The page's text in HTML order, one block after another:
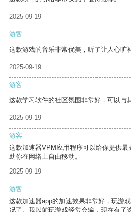
2025-09-19
游客
这款游戏的音乐非常优美，听了让人心旷
2025-09-19
游客
这款学习软件的社区氛围非常好，可以与
2025-09-19
游客
这款加速器VPM应用程序可以给你提供
助你在网络上自由移动。
2025-09-19
游客
这款加速器app的加速效果非常好，玩游
况了。我以前玩游戏经常会输，现在有了